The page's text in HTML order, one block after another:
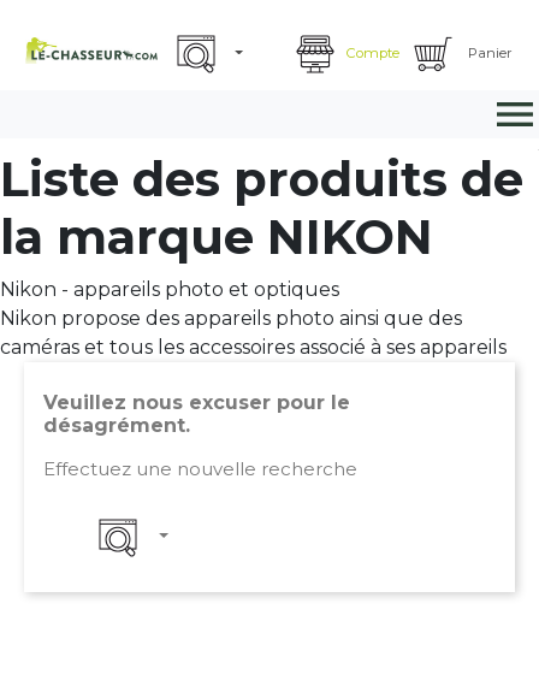
Compte Panier

Liste des produits de
la marque NIKON
Nikon - appareils photo et optiques
Nikon propose des appareils photo ainsi que des
caméras et tous les accessoires associé à ses appareils
Veuillez nous excuser pour le
désagrément.
Effectuez une nouvelle recherche